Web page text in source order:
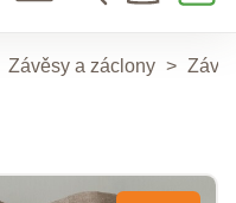
Závěsy a záclony >